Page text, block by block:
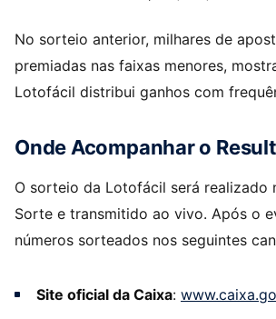
No sorteio anterior, milhares de
premiadas nas faixas menores,
Lotofácil distribui ganhos com
Onde Acompanhar o
O sorteio da Lotofácil será realizado
Sorte e transmitido ao vivo. Após o
números sorteados nos seguintes
Site oficial da Caixa: